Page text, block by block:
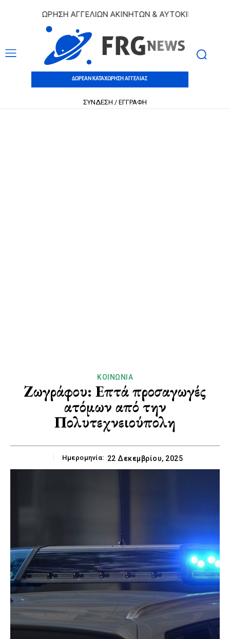
ΚΑΤΑΧΩΡΗΣΗ ΑΓΓΕΛΙΩΝ ΑΚΙΝΗΤΩΝ & ΑΥΤΟΚΙΝΗΤΩΝ |
ΔΩΡΕΑΝ ΚΑΤΑΧΩΡΗΣΗ ΑΓΓΕΛΙΑΣ
ΣΥΝΔΕΣΗ / ΕΓΓΡΑΦΗ
ΚΟΙΝΩΝΊΑ
Ζωγράφου: Επτά προσαγωγές
ατόμων από την
Πολυτεχνειούπολη
Ημερομηνία: 22 Δεκεμβρίου, 2025